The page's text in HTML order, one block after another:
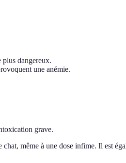
dangereux.
une anémie.
grave.
même à une dose infime. Il est